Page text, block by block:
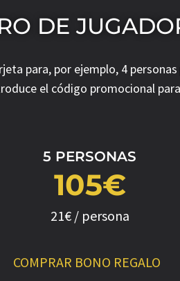
DE
para, por ejemplo, 4
el código promocional
5 PERSONAS
105€
21€ / persona
BONO REGALO